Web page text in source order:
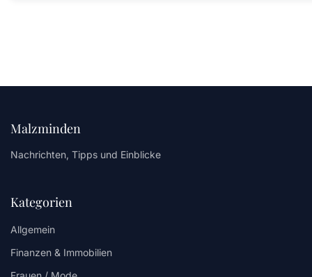
Malzminden
Nachrichten, Tipps und Einblicke
Kategorien
Allgemein
Finanzen & Immobilien